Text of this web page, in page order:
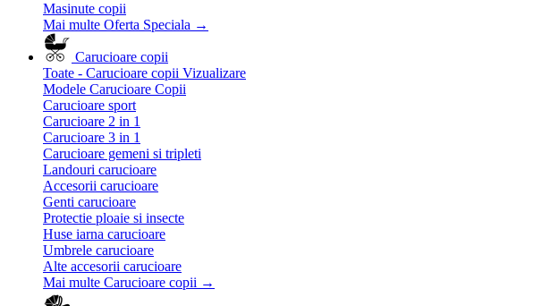
Masinute copii
Mai multe Oferta Speciala →
Carucioare copii
Toate - Carucioare copii Vizualizare
Modele Carucioare Copii
Carucioare sport
Carucioare 2 in 1
Carucioare 3 in 1
Carucioare gemeni si tripleti
Landouri carucioare
Accesorii carucioare
Genti carucioare
Protectie ploaie si insecte
Huse iarna carucioare
Umbrele carucioare
Alte accesorii carucioare
Mai multe Carucioare copii →